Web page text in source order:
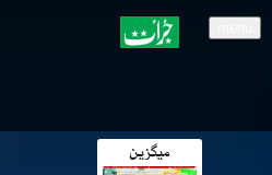
میگزین